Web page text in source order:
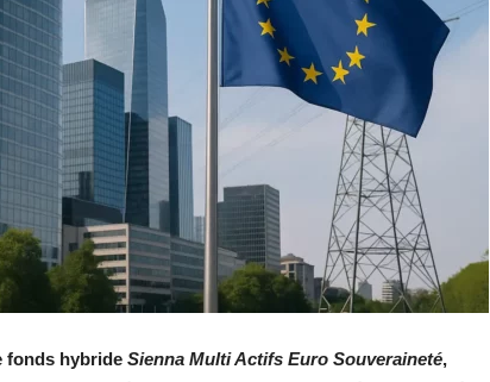
fonds hybride Sienna Multi Actifs Euro Souveraineté,